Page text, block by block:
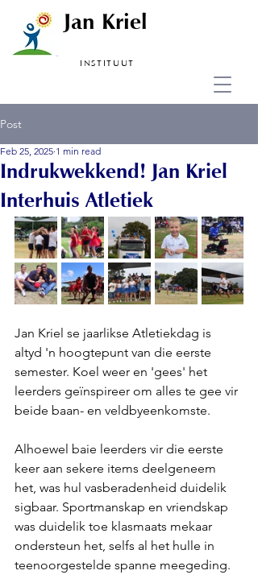
Jan Kriel
INSTITUUT
Post
Indrukwekkend! Jan Kriel
Interhuis Atletiek
Feb 25, 2025 1 min read
Jan Kriel se jaarlikse Atletiekdag is
altyd 'n hoogtepunt van die eerste
semester. Koel weer en 'gees' het
leerders geïnspireer om alles te gee vir
beide baan- en veldbyeenkomste.
Alhoewel baie leerders vir die eerste
keer aan sekere items deelgeneem
het, was hul vasberadenheid duidelik
sigbaar. Sportmanskap en vriendskap
was duidelik toe klasmaats mekaar
ondersteun het, selfs al het hulle in
teenoorgestelde spanne meegeding.